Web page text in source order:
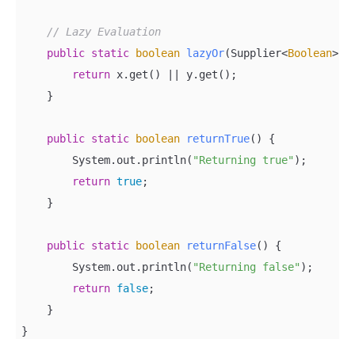
// Lazy Evaluation
public static boolean lazyOr(Supplier<Boolean>
return x.get() || y.get();
    }
public static boolean returnTrue( )
{
        System.out.println(
"Returning true" );
return true;
    }
public static boolean returnFalse( )
{
        System.out.println(
"Returning false" );
return false;
    }
}